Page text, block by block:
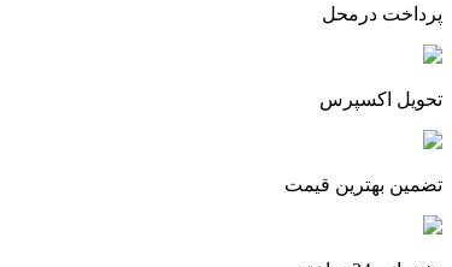
پرداخت درمحل
تحویل اکسپرس
تضمین بهترین قیمت